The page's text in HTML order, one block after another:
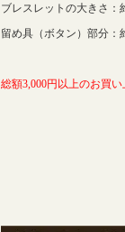
ブレスレットの大きさ：
留め具（ボタン）部分：
総額3,000円以上のお買い